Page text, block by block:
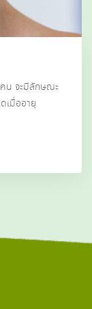
น จะมีลักษณะ
เมื่ออายุ